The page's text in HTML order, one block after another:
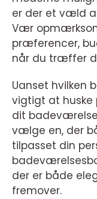
er der et væld
Vær
præferencer,
når du træffer
Uanset hvilken
vigtigt at
dit
vælge en, der
tilpasset din
der er både
fremover.